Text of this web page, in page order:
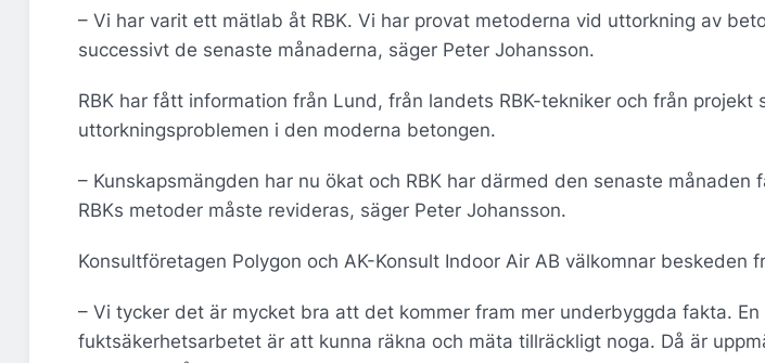
– Vi har varit ett mätlab åt RBK. Vi har provat metoderna vid uttorkning av
successivt de senaste månaderna, säger Peter Johansson.
RBK har fått information från Lund, från landets RBK-tekniker och från projekt
uttorkningsproblemen i den moderna betongen.
– Kunskapsmängden har nu ökat och RBK har därmed den senaste
RBKs metoder måste revideras, säger Peter Johansson.
Konsultföretagen Polygon och AK-Konsult Indoor Air AB välkomnar beskeden
– Vi tycker det är mycket bra att det kommer fram mer underbyggda fakta. En
fuktsäkerhetsarbetet är att kunna räkna och mäta tillräckligt noga. Då är